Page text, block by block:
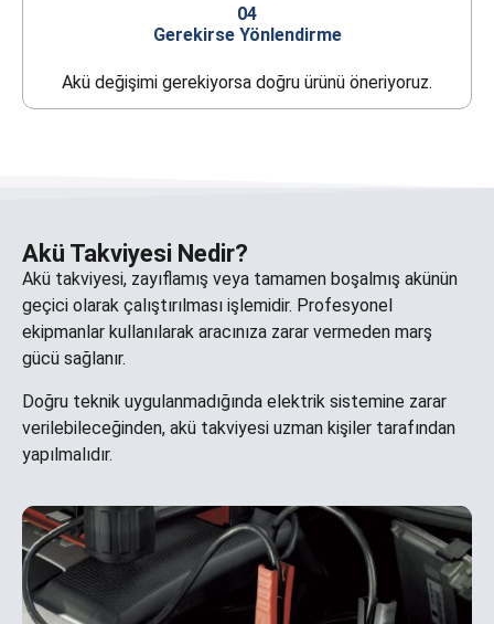
04
Gerekirse Yönlendirme
Akü değişimi gerekiyorsa doğru ürünü öneriyoruz.
Akü Takviyesi Nedir?
Akü takviyesi, zayıflamış veya tamamen boşalmış akünün
geçici olarak çalıştırılması işlemidir. Profesyonel
ekipmanlar kullanılarak aracınıza zarar vermeden marş
gücü sağlanır.
Doğru teknik uygulanmadığında elektrik sistemine zarar
verilebileceğinden, akü takviyesi uzman kişiler tarafından
yapılmalıdır.